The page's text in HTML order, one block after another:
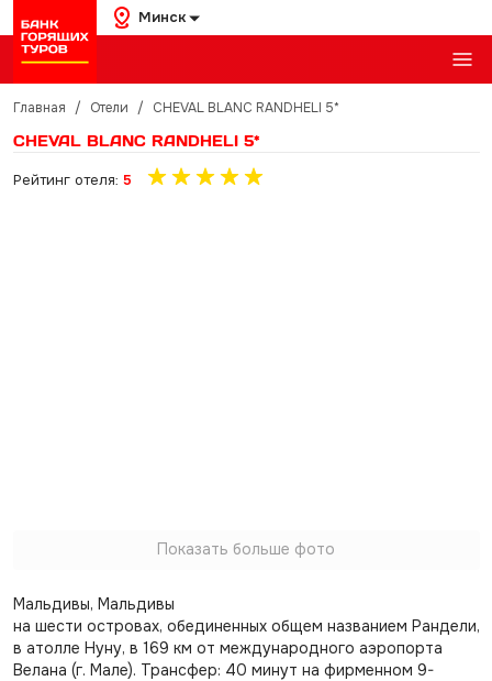
Минск
Главная / Отели / CHEVAL BLANC RANDHELI 5*
CHEVAL BLANC RANDHELI 5*
Рейтинг отеля: 5
Показать больше фото
Мальдивы, Мальдивы
на шести островах, обединенных общем названием Рандели,
в атолле Нуну, в 169 км от международного аэропорта
Велана (г. Мале). Трансфер: 40 минут на фирменном 9-